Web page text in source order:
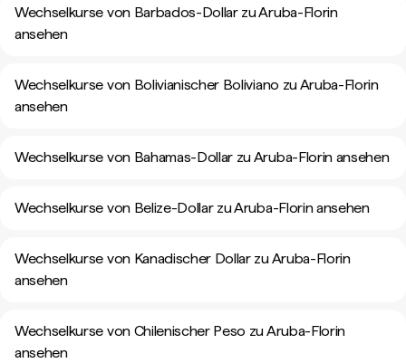
Wechselkurse von Barbados-Dollar zu Aruba-Florin
ansehen
Wechselkurse von Bolivianischer Boliviano zu Aruba-Florin
ansehen
Wechselkurse von Bahamas-Dollar zu Aruba-Florin ansehen
Wechselkurse von Belize-Dollar zu Aruba-Florin ansehen
Wechselkurse von Kanadischer Dollar zu Aruba-Florin
ansehen
Wechselkurse von Chilenischer Peso zu Aruba-Florin
ansehen